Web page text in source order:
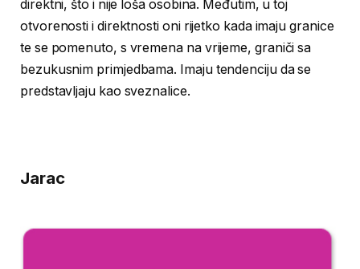
direktni, što i nije loša osobina. Međutim, u toj
otvorenosti i direktnosti oni rijetko kada imaju granice
te se pomenuto, s vremena na vrijeme, graniči sa
bezukusnim primjedbama. Imaju tendenciju da se
predstavljaju kao sveznalice.
Jarac